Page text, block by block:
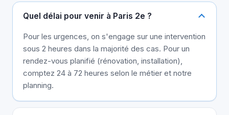
Quel délai pour venir à Paris 2e ?
Pour les urgences, on s'engage sur une intervention
sous 2 heures dans la majorité des cas. Pour un
rendez-vous planifié (rénovation, installation),
comptez 24 à 72 heures selon le métier et notre
planning.